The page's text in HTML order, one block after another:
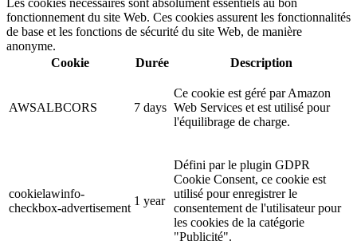
Les cookies nécessaires sont absolument essentiels au bon
fonctionnement du site Web. Ces cookies assurent les fonctionnalités
de base et les fonctions de sécurité du site Web, de manière
anonyme.
Cookie
Durée Description
AWSALBCORS 7 days
Ce cookie est géré par Amazon
Web Services et est utilisé pour
l'équilibrage de charge.
cookielawinfo-
checkbox-advertisement
1 year
Défini par le plugin GDPR
Cookie Consent, ce cookie est
utilisé pour enregistrer le
consentement de l'utilisateur pour
les cookies de la catégorie
"Publicité".